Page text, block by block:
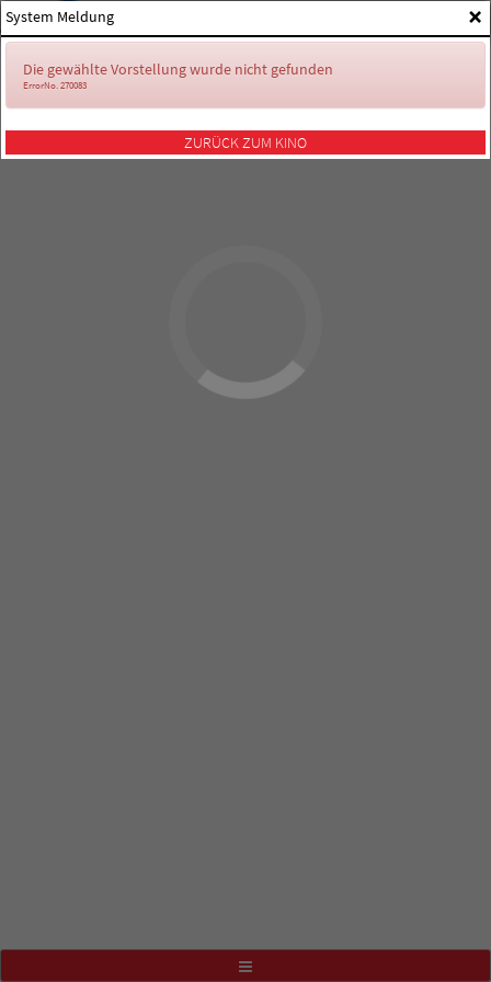
×
System Meldung
Die gewählte Vorstellung wurde nicht gefunden
ErrorNo. 270083
ZURÜCK ZUM KINO